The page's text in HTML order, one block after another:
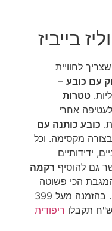
בייביז
לחוויית
עם כובע –
טטרות
אחרי
כובע כותנה עם
מקסימה. וכל
ידידותיים
גם להוסיף רקמה
הכי פשוטה
הופכת למיוחדת כשיש עליה שם. בהזמנה מעל 399
ריפודית